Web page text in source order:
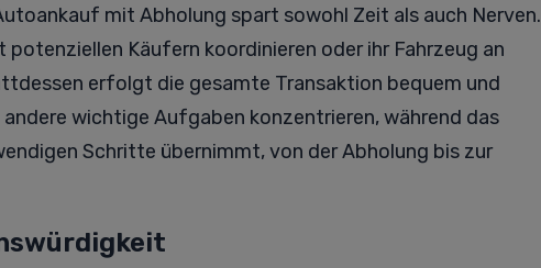
mit Abholung spart sowohl Zeit als auch Nerven.
potenziellen Käufern koordinieren oder ihr Fahrzeug an
erfolgt die gesamte Transaktion bequem und
wichtige Aufgaben konzentrieren, während das
Schritte übernimmt, von der Abholung bis zur